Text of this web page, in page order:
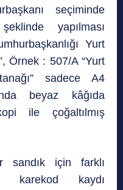
seçiminde
yapılması
Yurt
Örnek : 507/A “Yurt
sadece A4
beyaz kâğıda
ile çoğaltılmış
sandık için farklı
karekod kaydı